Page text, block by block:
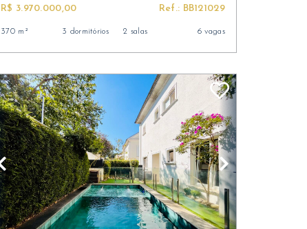
R$ 3.970.000,00 Ref.: BB121029
370 m² 3 dormitórios 2 salas 6 vagas